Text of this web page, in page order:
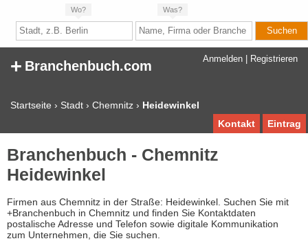
Wo? Was?
Anmelden Registrieren
+ Branchenbuch.com
Startseite › Stadt › Chemnitz › Heidewinkel
Eintrag
Kontakt
Branchenbuch - Chemnitz
Heidewinkel
Firmen aus Chemnitz in der Straße: Heidewinkel. Suchen Sie mit
+Branchenbuch in Chemnitz und finden Sie Kontaktdaten
postalische Adresse und Telefon sowie digitale Kommunikation
zum Unternehmen, die Sie suchen.